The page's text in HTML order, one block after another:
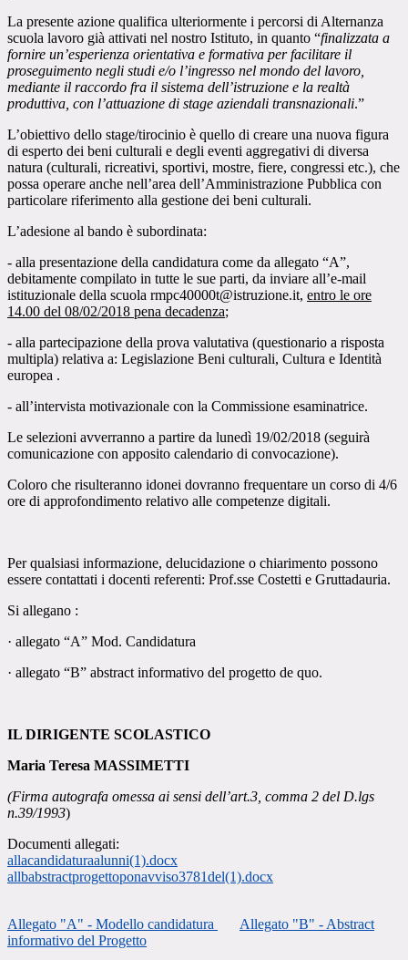
La presente azione qualifica ulteriormente i percorsi di Alternanza
scuola lavoro già attivati nel nostro Istituto, in quanto “finalizzata a
fornire un’esperienza orientativa e formativa per facilitare il
proseguimento negli studi e/o l’ingresso nel mondo del lavoro,
mediante il raccordo fra il sistema dell’istruzione e la realtà
produttiva, con l’attuazione di stage aziendali transnazionali.”
L’obiettivo dello stage/tirocinio è quello di creare una nuova figura
di esperto dei beni culturali e degli eventi aggregativi di diversa
natura (culturali, ricreativi, sportivi, mostre, fiere, congressi etc.), che
possa operare anche nell’area dell’Amministrazione Pubblica con
particolare riferimento alla gestione dei beni culturali.
L’adesione al bando è subordinata:
- alla presentazione della candidatura come da allegato “A”,
debitamente compilato in tutte le sue parti, da inviare all’e-mail
istituzionale della scuola rmpc40000t@istruzione.it, entro le ore
14.00 del 08/02/2018 pena decadenza;
- alla partecipazione della prova valutativa (questionario a risposta
multipla) relativa a: Legislazione Beni culturali, Cultura e Identità
europea .
- all’intervista motivazionale con la Commissione esaminatrice.
Le selezioni avverranno a partire da lunedì 19/02/2018 (seguirà
comunicazione con apposito calendario di convocazione).
Coloro che risulteranno idonei dovranno frequentare un corso di 4/6
ore di approfondimento relativo alle competenze digitali.
Per qualsiasi informazione, delucidazione o chiarimento possono
essere contattati i docenti referenti: Prof.sse Costetti e Gruttadauria.
Si allegano :
· allegato “A” Mod. Candidatura
· allegato “B” abstract informativo del progetto de quo.
IL DIRIGENTE SCOLASTICO
Maria Teresa MASSIMETTI
(Firma autografa omessa ai sensi dell’art.3, comma 2 del D.lgs
n.39/1993)
Documenti allegati:
allacandidaturaalunni(1).docx
allbabstractprogettoponavviso3781del(1).docx
Allegato "A" - Modello candidatura
Allegato "B" - Abstract
informativo del Progetto